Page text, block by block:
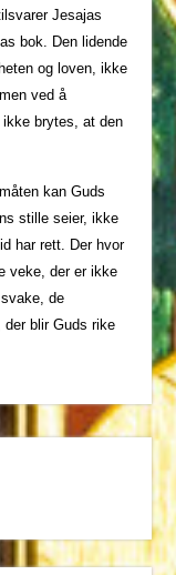
Jesajas
bok. Den lidende
og loven, ikke
ved å
ikke brytes, at den
kan Guds
stille seier, ikke
har rett. Der hvor
veke, der er ikke
de
blir Guds rike